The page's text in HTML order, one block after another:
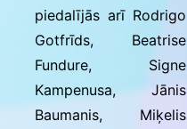
piedalījās arī Rodrigo
Gotfrīds, Beatrise
Fundure, Signe
Kampenusa, Jānis
Baumanis, Miķelis